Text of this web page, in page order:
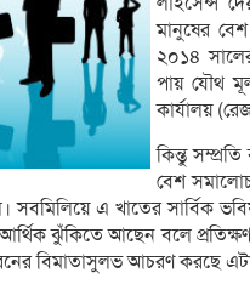
মানুষের
২০১৪
পায় যৌথ
কার্যালয়
কিন্তু
বেশ
সবমিলিয়ে এ খাতের সার্বিক
ঝুঁকিতে আছেন বলে
বিমাতাসুলভ আচরণ করছে